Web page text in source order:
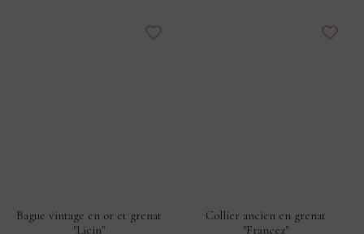
Bague vintage en or et grenat
"Licin"
Collier ancien en grenat
"Francez"